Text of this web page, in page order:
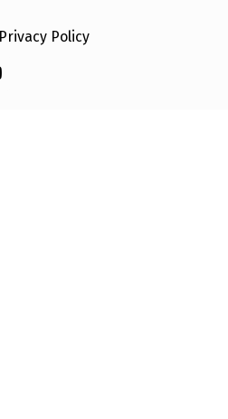
Privacy Policy